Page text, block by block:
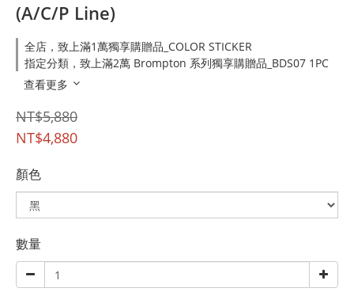
(A/C/P Line)
全店，致上滿1萬獨享購贈品_COLOR STICKER
指定分類，致上滿2萬 Brompton 系列獨享購贈品_BDS07 1PC
查看更多
NT$5,880
NT$4,880
顏色
數量